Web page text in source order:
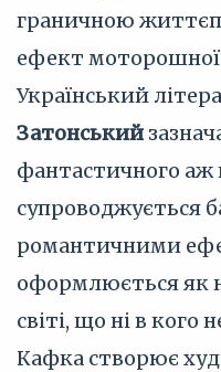
граничною
ефект моторошної
Український
Затонський
фантастичного аж
супроводжується
романтичними
оформлюється як
світі, що ні в кого
Кафка створює